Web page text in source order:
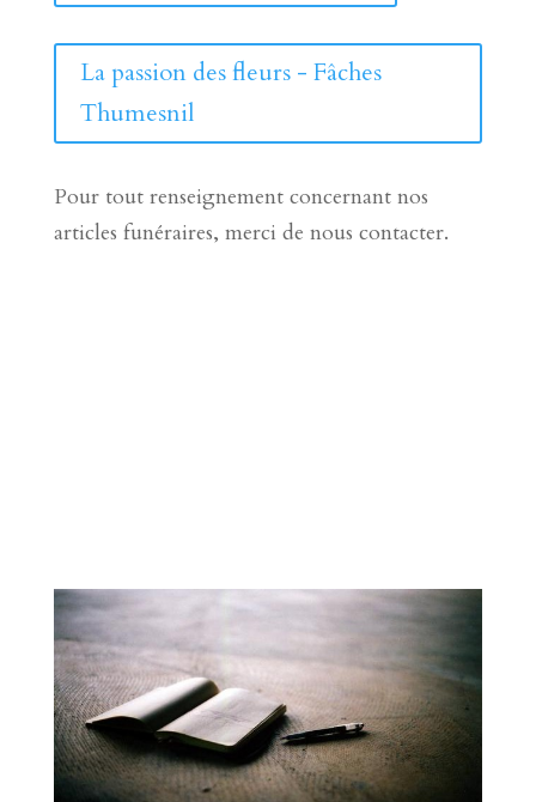
La passion des fleurs - Fâches
Thumesnil
Pour tout renseignement concernant nos
articles funéraires, merci de nous contacter.